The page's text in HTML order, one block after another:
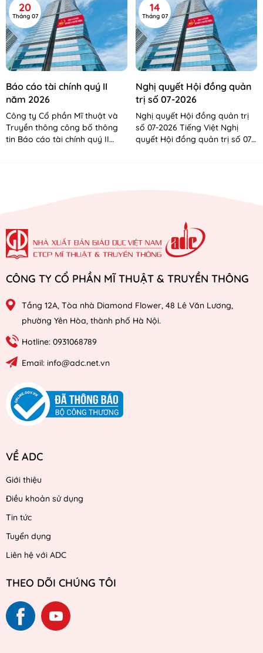
20
Tháng 07
Báo cáo tài chính quý II
năm 2026
Công ty Cổ phần Mĩ thuật và
Truyền thông công bố thông
tin Báo cáo tài chính quý II
14
Tháng 07
Nghị quyết Hội đồng quản
trị số 07-2026
Nghị quyết Hội đồng quản trị
số 07-2026 Tiếng Việt Nghị
quyết Hội đồng quản trị số 07-
CÔNG TY CỔ PHẦN MĨ THUẬT & TRUYỀN THÔNG
Tầng 12A, Tòa nhà Diamond Flower, 48 Lê Văn Lương,
phường Yên Hòa, thành phố Hà Nội.
Hotline: 0931068789
Email: info@adc.net.vn
VỀ ADC
Giới thiệu
Điều khoản sử dụng
Tin tức
Tuyển dụng
Liên hệ với ADC
THEO DÕI CHÚNG TÔI